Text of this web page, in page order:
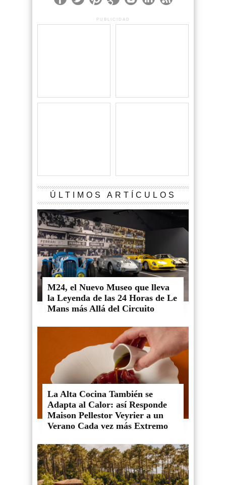
PUBLICIDAD
ÚLTIMOS ARTÍCULOS
M24, el Nuevo Museo que lleva
la Leyenda de las 24 Horas de Le
Mans más Allá del Circuito
La Alta Cocina También se
Adapta al Calor: así Responde
Maison Pellestor Veyrier a un
Verano Cada vez más Extremo